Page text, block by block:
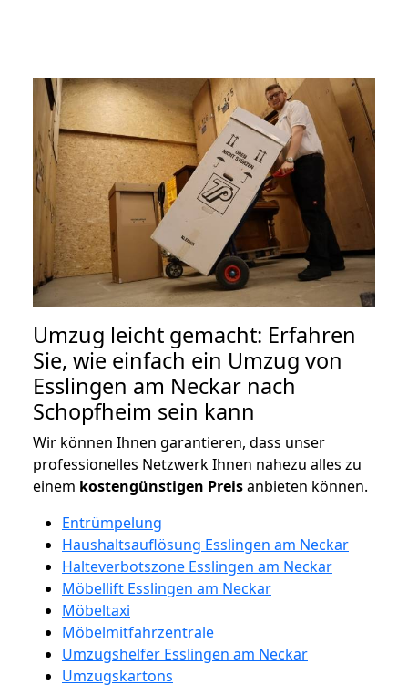
Umzug leicht gemacht: Erfahren
Sie, wie einfach ein Umzug von
Esslingen am Neckar nach
Schopfheim sein kann
Wir können Ihnen garantieren, dass unser
professionelles Netzwerk Ihnen nahezu alles zu
einem kostengünstigen Preisanbieten können.
Entrümpelung
Haushaltsauflösung Esslingen am Neckar
Halteverbotszone Esslingen am Neckar
Möbellift Esslingen am Neckar
Möbeltaxi
Möbelmitfahrzentrale
Umzugshelfer Esslingen am Neckar
Umzugskartons